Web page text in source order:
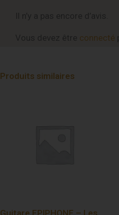
connecté
Produits similaires